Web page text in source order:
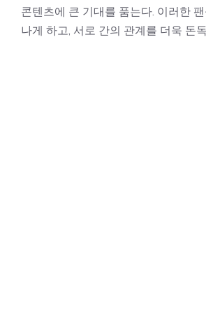
콘텐츠에 큰 기대를 품는다. 이러한
나게 하고, 서로 간의 관계를 더욱 돈